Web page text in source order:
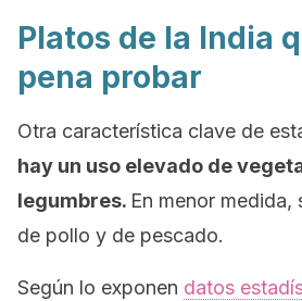
Platos de la India
pena probar
Otra característica clave de
hay un uso elevado de
legumbres. En menor medida,
de pollo y de pescado.
Según lo exponen datos